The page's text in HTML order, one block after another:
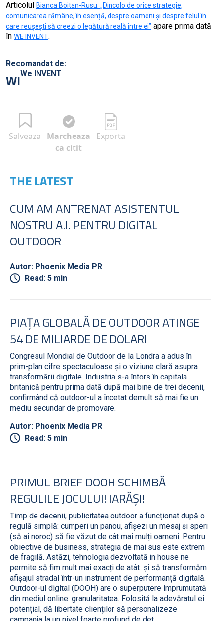
Articolul
Bianca Boitan-Rusu: „Dincolo de orice strategie,
comunicarea rămâne, în esență, despre oameni și despre felul în
care reușești să creezi o legătură reală între ei” apare prima dată
în WE INVENT.
Recomandat de:
WIWe INVENT
Salveaza
Marcheaza
ca citit
Exporta
THE LATEST
CUM AM ANTRENAT ASISTENTUL
NOSTRU A.I. PENTRU DIGITAL
OUTDOOR
Autor: Phoenix Media PR
Read: 5 min
PIAȚA GLOBALĂ DE OUTDOOR ATINGE
54 DE MILIARDE DE DOLARI
Congresul Mondial de Outdoor de la Londra a adus în
prim-plan cifre spectaculoase și o viziune clară asupra
transformării digitale. Industria s-a întors în capitala
britanică pentru prima dată după mai bine de trei decenii,
confirmând că outdoor-ul a încetat demult să mai fie un
mediu secundar de promovare.
Autor: Phoenix Media PR
Read: 5 min
PRIMUL BRIEF DOOH SCHIMBĂ
REGULILE JOCULUI! IARĂȘI!
Timp de decenii, publicitatea outdoor a funcționat după o
regulă simplă: cumperi un panou, afișezi un mesaj și speri
(să ai noroc) să fie văzut de cât mai mulți oameni. Pentru
obiective de business, strategia de mai sus este extrem
de fragilă. Astăzi, tehnologia dezvoltată in house ne
permite să fim mult mai exacți de atât și să transformăm
afișajul stradal într-un instrument de performanță digitală.
Outdoor-ul digital (DOOH) are o superputere împrumutată
din mediul online: granularitatea. Folosită la adevăratul ei
potențial, dă libertate clienților să personalizeze